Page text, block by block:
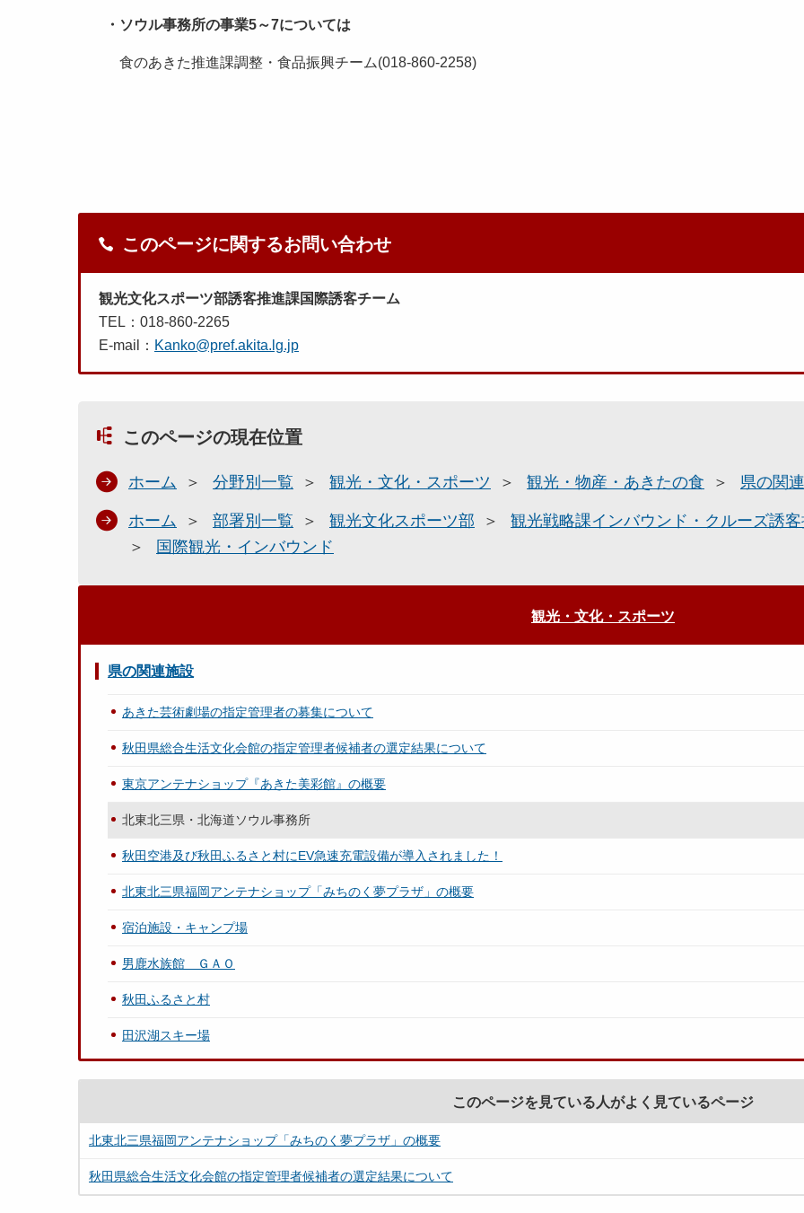
・ソウル事務所の事業5～7については
食のあきた推進課調整・食品振興チーム(018-860-2258)
このページに関するお問い合わせ
観光文化スポーツ部誘客推進課国際誘客チーム
TEL：018-860-2265
E-mail： Kanko@pref.akita.lg.jp
このページの現在位置
ホーム 分野別一覧 観光・文化・スポーツ 観光・物産・あきたの食 県の関
ホーム 部署別一覧 観光文化スポーツ部
観光戦略課インバウンド・クルーズ誘
国際観光・インバウンド
観光・文化・スポーツ
県の関連施設
あきた芸術劇場の指定管理者の募集について
秋田県総合生活文化会館の指定管理者候補者の選定結果について
東京アンテナショップ『あきた美彩館』の概要
北東北三県・北海道ソウル事務所
秋田空港及び秋田ふるさと村にEV急速充電設備が導入されました！
北東北三県福岡アンテナショップ「みちのく夢プラザ」の概要
宿泊施設・キャンプ場
男鹿水族館 ＧＡＯ
秋田ふるさと村
田沢湖スキー場
このページを見ている人がよく見ているページ
北東北三県福岡アンテナショップ「みちのく夢プラザ」の概要
秋田県総合生活文化会館の指定管理者候補者の選定結果について